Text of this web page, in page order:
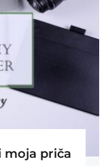
moja priča